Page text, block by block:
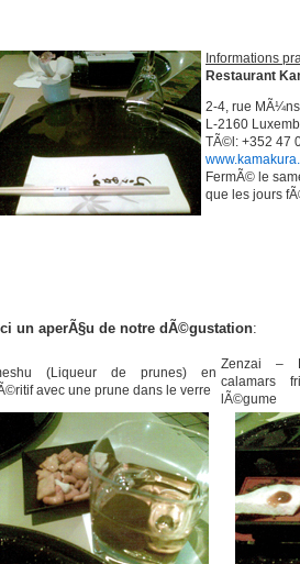
Informations
Restaurant
2-4, rue
L-2160
TÃ©l: +352 47
FermÃ© le
que les jours
un aperÃ§u de notre dÃ©gustation:
(Liqueur de prunes) en
avec une prune dans le verre
Zenzai –
calamars
lÃ©gume